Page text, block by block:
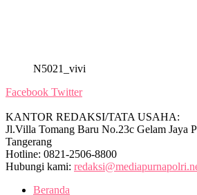
N5021_vivi
Facebook Twitter
KANTOR REDAKSI/TATA USAHA:
Jl.Villa Tomang Baru No.23c Gelam Jaya
Tangerang
Hotline: 0821-2506-8800
Hubungi kami:
Beranda